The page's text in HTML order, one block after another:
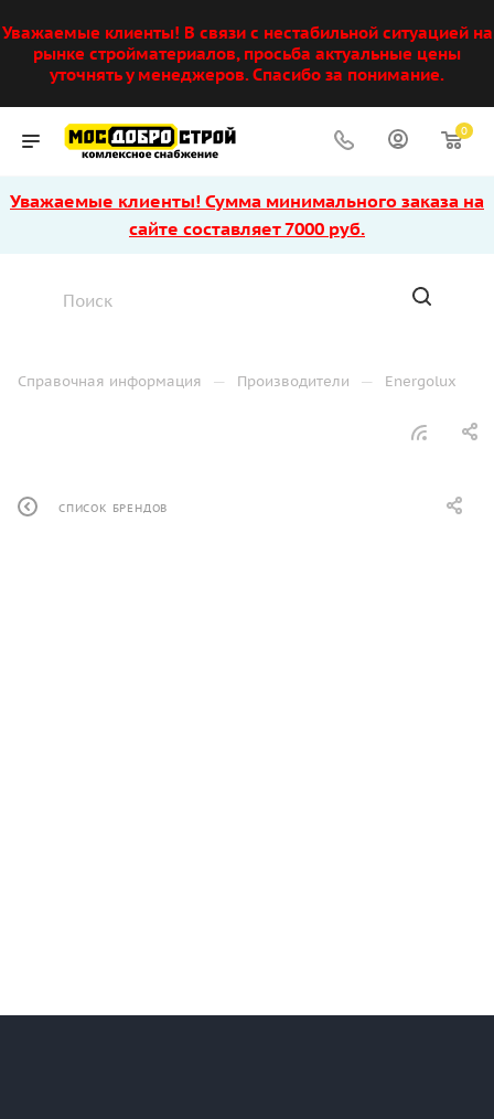
Уважаемые клиенты! В связи с нестабильной ситуацией на
рынке стройматериалов, просьба актуальные цены
уточнять у менеджеров. Спасибо за понимание.
0
Уважаемые клиенты! Сумма минимального заказа на
сайте составляет 7000 руб.
Справочная информация — Производители — Energolux
СПИСОК БРЕНДОВ